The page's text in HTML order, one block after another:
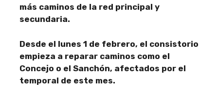
más caminos de la red principal y
secundaria.
Desde el lunes 1 de febrero, el consistorio
empieza a reparar caminos como el
Concejo o el Sanchón, afectados por el
temporal de este mes.